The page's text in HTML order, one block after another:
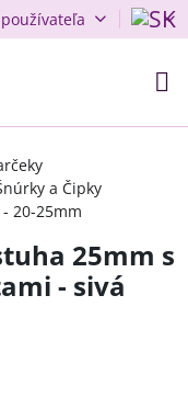
a Čipky
20-25mm
25mm s
- sivá